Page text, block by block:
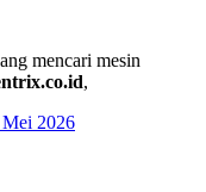
mencari mesin
,